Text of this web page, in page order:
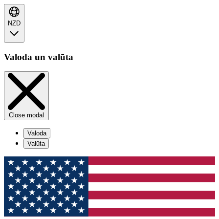
NZD
Valoda un valūta
Close modal
Valoda
Valūta